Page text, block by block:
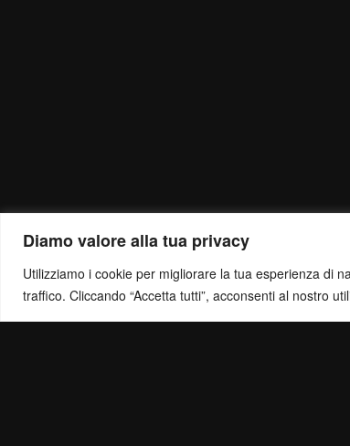
Diamo valore alla tua privacy
Utilizziamo i cookie per migliorare la tua esperienza di
traffico. Cliccando “Accetta tutti”, acconsenti al nostro